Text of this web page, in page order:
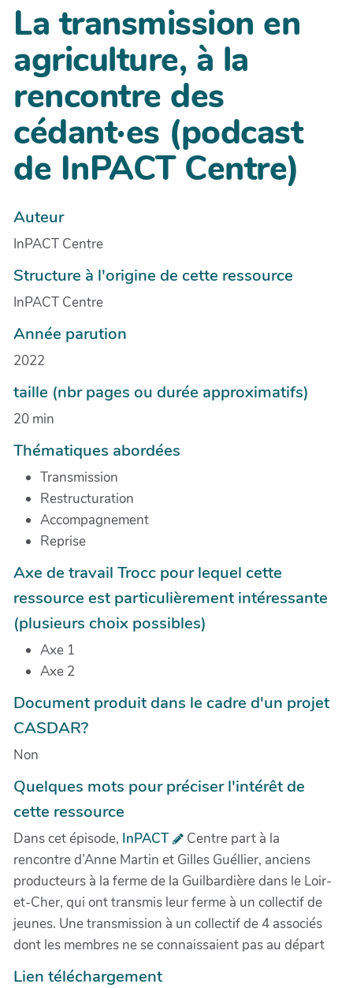
La transmission en
agriculture, à la
rencontre des
cédant·es (podcast
de InPACT Centre)
Auteur
InPACT Centre
Structure à l'origine de cette ressource
InPACT Centre
Année parution
2022
taille (nbr pages ou durée approximatifs)
20 min
Thématiques abordées
Transmission
Restructuration
Accompagnement
Reprise
Axe de travail Trocc pour lequel cette
ressource est particulièrement intéressante
(plusieurs choix possibles)
Axe 1
Axe 2
Document produit dans le cadre d'un projet
CASDAR?
Non
Quelques mots pour préciser l'intérêt de
cette ressource
Dans cet épisode, InPACT
Centre part à la
rencontre d’Anne Martin et Gilles Guéllier, anciens
producteurs à la ferme de la Guilbardière dans le Loir-
et-Cher, qui ont transmis leur ferme à un collectif de
jeunes. Une transmission à un collectif de 4 associés
dont les membres ne se connaissaient pas au départ
Lien téléchargement